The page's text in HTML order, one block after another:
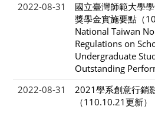
2022-08-31
國立臺灣師範大學
獎學金實施要點（
National Taiwan
Regulations on
Undergraduate
Outstanding
2022-08-31
2021學系創意行銷
（110.10.21更新）